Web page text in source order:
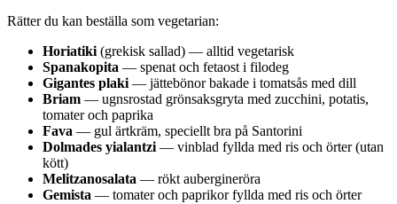
Rätter du kan beställa som vegetarian:
Horiatiki (grekisk sallad) — alltid vegetarisk
Spanakopita — spenat och fetaost i filodeg
Gigantes plaki — jättebönor bakade i tomatsås med dill
Briam — ugnsrostad grönsaksgryta med zucchini, potatis,
tomater och paprika
Fava — gul ärtkräm, speciellt bra på Santorini
Dolmades yialantzi — vinblad fyllda med ris och örter (utan
kött)
Melitzanosalata — rökt aubergineröra
Gemista — tomater och paprikor fyllda med ris och örter